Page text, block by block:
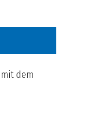
mit dem